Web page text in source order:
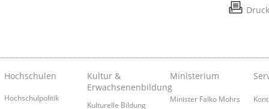
Hochschulen
Hochschulpolitik
Kultur &
Erwachsenenbildung
Kulturelle Bildung
Ministerium
Minister Falko Mohrs